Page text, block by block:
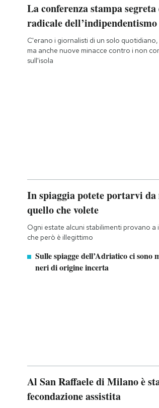
La conferenza stampa
radicale
C'erano i giornalisti di un solo
ma anche nuove minacce contro i non
sull'isola
In spiaggia potete portarvi da
quello che volete
Ogni estate alcuni stabilimenti provano a
che però è illegittimo
Sulle spiagge dell’Adriatico ci sono
neri di origine incerta
Al San Raffaele di Milano è
fecondazione assistita